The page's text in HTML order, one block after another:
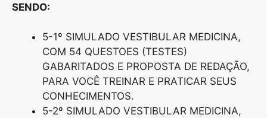
SENDO:
5-1º SIMULADO VESTIBULAR MEDICINA,
COM 54 QUESTOES (TESTES)
GABARITADOS E PROPOSTA DE REDAÇÃO,
PARA VOCÊ TREINAR E PRATICAR SEUS
CONHECIMENTOS.
5-2º SIMULADO VESTIBULAR MEDICINA,